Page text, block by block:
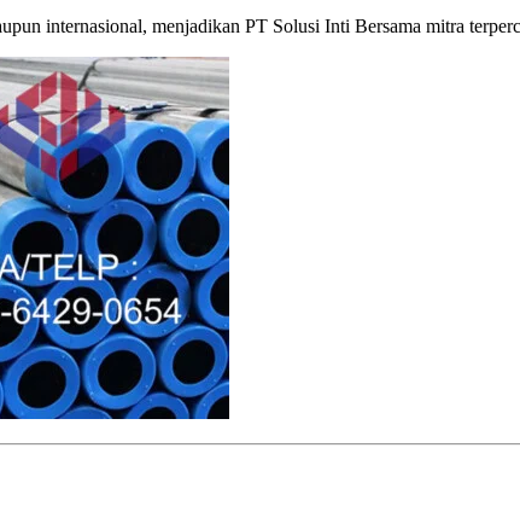
internasional, menjadikan PT Solusi Inti Bersama mitra